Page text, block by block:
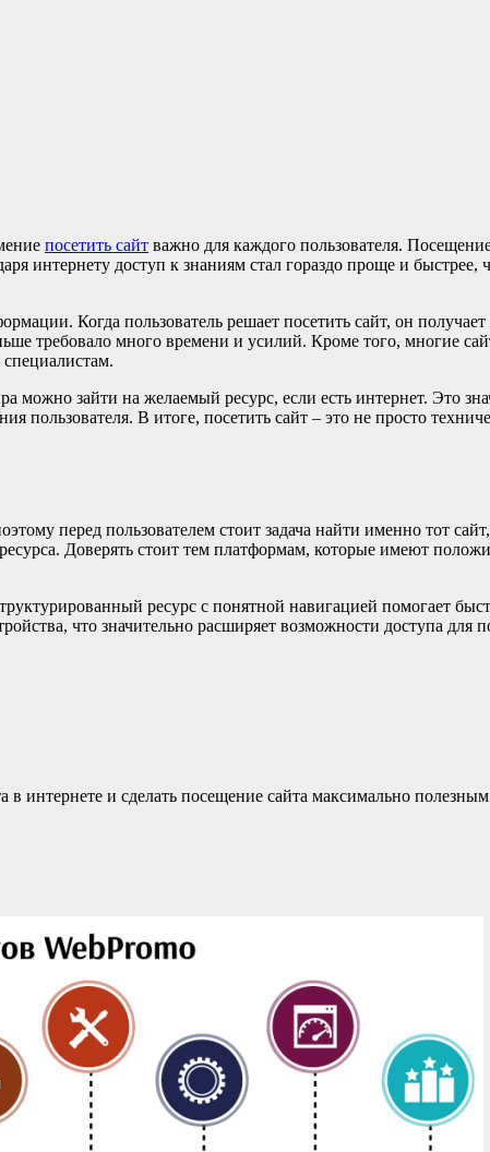
посетить сайт важно для каждого пользователя.
доступ к знаниям стал гораздо проще и быстрее,
Когда пользователь решает посетить сайт, он
требовало много времени и усилий. Кроме того, многие
зайти на желаемый ресурс, если есть интернет. Это
пользователя. В итоге, посетить сайт – это не просто
перед пользователем стоит задача найти именно тот
Доверять стоит тем платформам, которые имеют
ресурс с понятной навигацией помогает
что значительно расширяет возможности доступа для
интернете и сделать посещение сайта максимально